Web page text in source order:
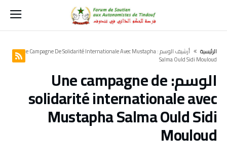
‫الرئيسية‬
‫أرشيف الوسم :‬ Une Campagne De Solidarité Internationale Avec Mustapha
Salma Ould Sidi Mouloud
الوسم:Une campagne de
solidarité internationale avec
Mustapha Salma Ould Sidi
Mouloud